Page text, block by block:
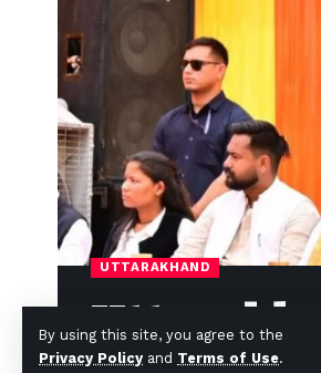
By using this site, you agree to the
Privacy Policy and Terms of Use.
UTTARAKHAND